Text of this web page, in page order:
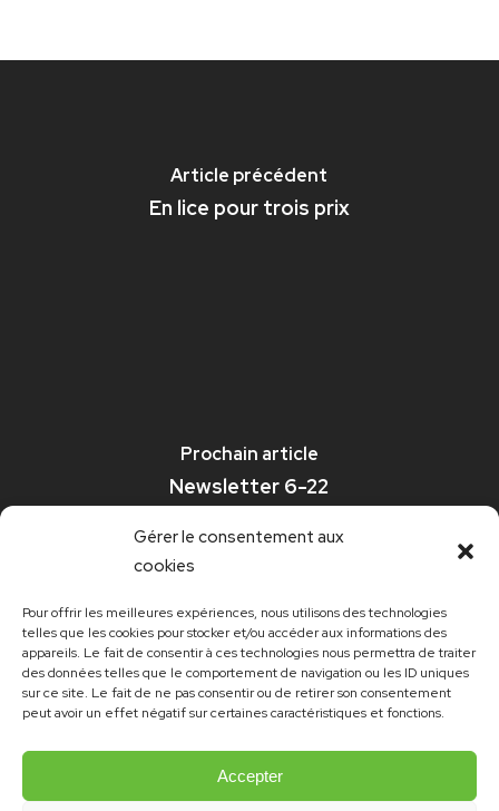
Gérer le consentement aux
cookies
Pour offrir les meilleures expériences, nous utilisons des technologies
telles que les cookies pour stocker et/ou accéder aux informations des
appareils. Le fait de consentir à ces technologies nous permettra de traiter
des données telles que le comportement de navigation ou les ID uniques
sur ce site. Le fait de ne pas consentir ou de retirer son consentement
peut avoir un effet négatif sur certaines caractéristiques et fonctions.
Accepter
Article précédent
En lice pour trois prix
Prochain article
Newsletter 6-22